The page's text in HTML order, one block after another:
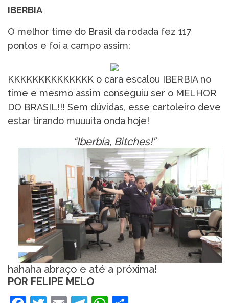
IBERBIA
O melhor time do Brasil da rodada fez 117
pontos e foi a campo assim:
KKKKKKKKKKKKKK o cara escalou IBERBIA no
time e mesmo assim conseguiu ser o MELHOR
DO BRASIL!!! Sem dúvidas, esse cartoleiro deve
estar tirando muuuita onda hoje!
“Iberbia, Bitches!”
hahaha abraço e até a próxima!
POR FELIPE MELO